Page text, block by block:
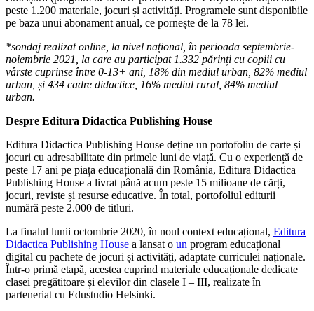
peste 1.200 materiale, jocuri și activități. Programele sunt disponibile
pe baza unui abonament anual, ce pornește de la 78 lei.
*sondaj realizat online, la nivel național, în perioada septembrie-
noiembrie 2021, la care au participat 1.332 părinți cu copiii cu
vârste cuprinse între 0-13+ ani, 18% din mediul urban, 82% mediul
urban, și 434 cadre didactice, 16% mediul rural, 84% mediul
urban.
Despre Editura Didactica Publishing House
Editura Didactica Publishing House deține un portofoliu de carte și
jocuri cu adresabilitate din primele luni de viață. Cu o experiență de
peste 17 ani pe piața educațională din România, Editura Didactica
Publishing House a livrat până acum peste 15 milioane de cărți,
jocuri, reviste și resurse educative. În total, portofoliul editurii
numără peste 2.000 de titluri.
La finalul lunii octombrie 2020, în noul context educațional, Editura
Didactica Publishing House a lansat o un program educațional
digital cu pachete de jocuri și activități, adaptate curriculei naționale.
Într-o primă etapă, acestea cuprind materiale educaționale dedicate
clasei pregătitoare și elevilor din clasele I – III, realizate în
parteneriat cu Edustudio Helsinki.